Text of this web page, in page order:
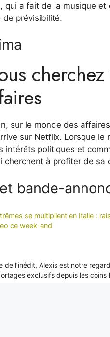
a fait de la musique
de prévisibilité.
sur le monde des
sur Netflix. Lorsque le
intérêts politiques et
cherchent à profiter de sa
bande-
se multiplient en Italie :
ce week-end
de l’inédit, Alexis est notre
exclusifs depuis les